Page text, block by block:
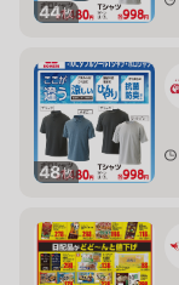
44枚
48枚